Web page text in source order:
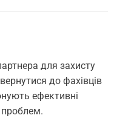
для захисту
до фахівців
ефективні
проблем.